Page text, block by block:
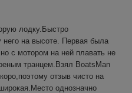
лодку.Быстро
него на высоте. Первая была
с мотором на ней плавать не
транцем.Взял BoatsMan
отзыв чисто на
однозначно